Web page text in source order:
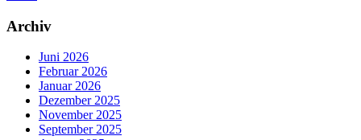
Archiv
Juni 2026
Februar 2026
Januar 2026
Dezember 2025
November 2025
September 2025